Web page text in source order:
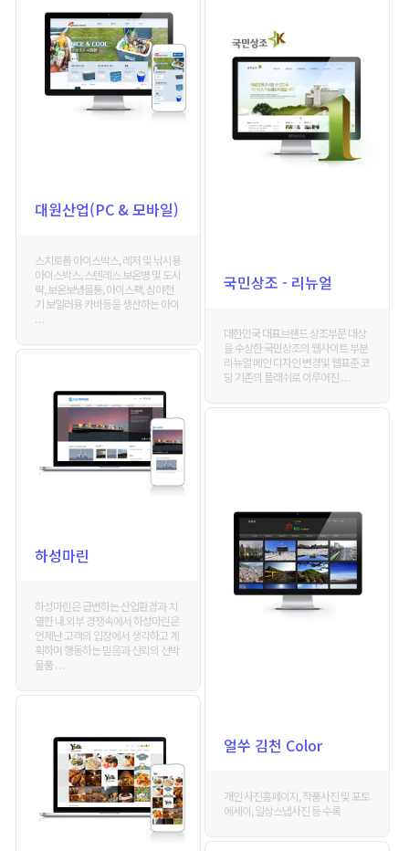
대원산업(PC & 모바일)
스치로폼 아이스박스, 레저 및 낚시용
아이스박스, 스텐레스 보온병 및 도시
락, 보온보냉물통, 아이스팩, 심야전
기 보일러용 카바등을 생산하는 아이
. . .
국민상조 - 리뉴얼
대한민국 대표브랜드 상조부문 대상
을 수상한 국민상조의 웹사이트 부분
리뉴얼 메인 디자인 변경및 웹표준 코
딩 기존의 플래쉬로 이루어진 . . .
하성마린
하성마린은 급변하는 산업환경과 치
열한 내.외부 경쟁속에서 하성마린은
언제난 고객의 입장에서 생각하고 계
획하며 행동하는 믿음과 신뢰의 선박
물품 . . .
얼쑤 김천 Color
개인 사진홈페이지, 작품사진 및 포토
에세이, 일상스냅사진 등 수록